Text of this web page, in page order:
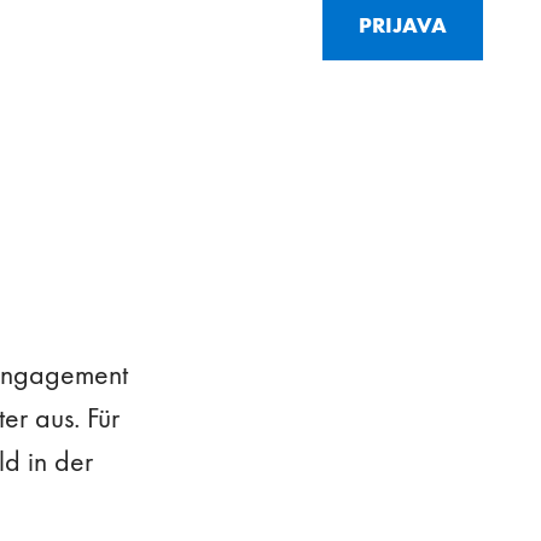
PRIJAVA
aus. Für
in der